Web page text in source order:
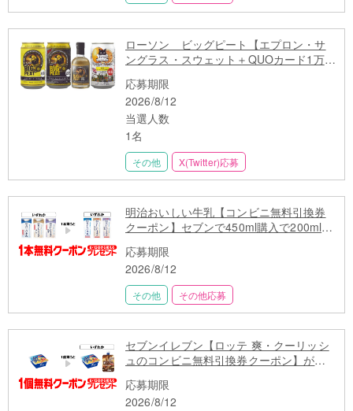
ローソン ビッグピート【エプロン・サ
ングラス・スウェット＋QUOカード1万円
応募期限
2026/8/12
当選人数
1名
その他 X(Twitter)応募
明治おいしい牛乳【コンビニ無料引換券
クーポン】セブンで450ml購入で200mlも
応募期限
2026/8/12
その他 その他応募
セブンイレブン【ロッテ 爽・クーリッシ
ュのコンビニ無料引換券クーポン】が当
応募期限
2026/8/12